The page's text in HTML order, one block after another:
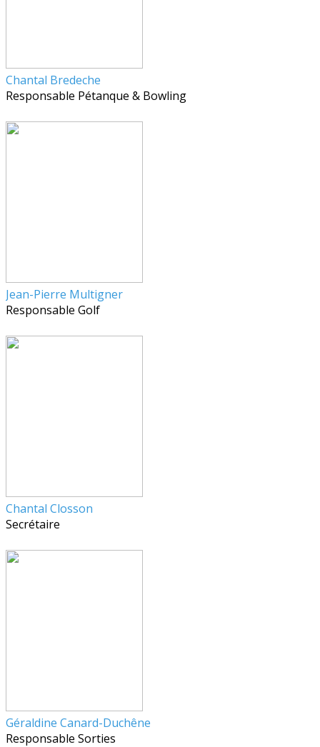
Chantal Bredeche
Responsable Pétanque & Bowling
Jean-Pierre Multigner
Responsable Golf
Chantal Closson
Secrétaire
Géraldine Canard-Duchêne
Responsable Sorties